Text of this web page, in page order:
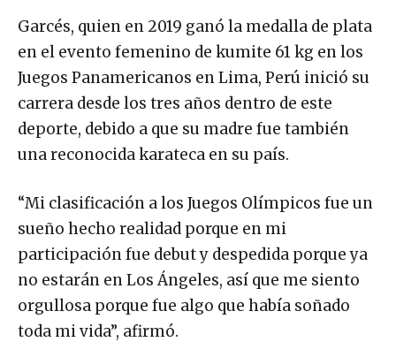
Garcés, quien en 2019 ganó la medalla de plata
en el evento femenino de kumite 61 kg en los
Juegos Panamericanos en Lima, Perú inició su
carrera desde los tres años dentro de este
deporte, debido a que su madre fue también
una reconocida karateca en su país.
“Mi clasificación a los Juegos Olímpicos fue un
sueño hecho realidad porque en mi
participación fue debut y despedida porque ya
no estarán en Los Ángeles, así que me siento
orgullosa porque fue algo que había soñado
toda mi vida”, afirmó.